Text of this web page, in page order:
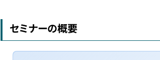
セミナーの概要